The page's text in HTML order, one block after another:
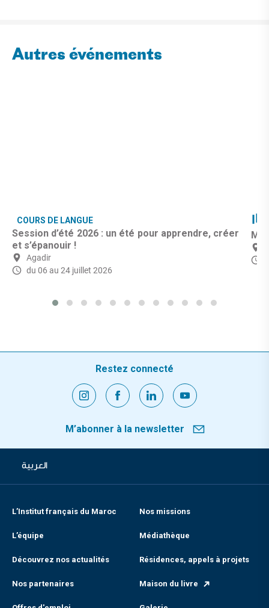
Autres événements
COURS DE LANGUE
Session d’été 2026 : un été pour apprendre, créer
et s’épanouir !
Agadir
du 06 au 24 juillet 2026
Restez connecté
M’abonner à la newsletter
العربية
L’Institut français du Maroc Nos missions
L’équipe Médiathèque
Découvrez nos actualités Résidences, appels à projets
Nos partenaires Maison du livre